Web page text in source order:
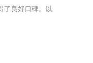
了良好口碑。以